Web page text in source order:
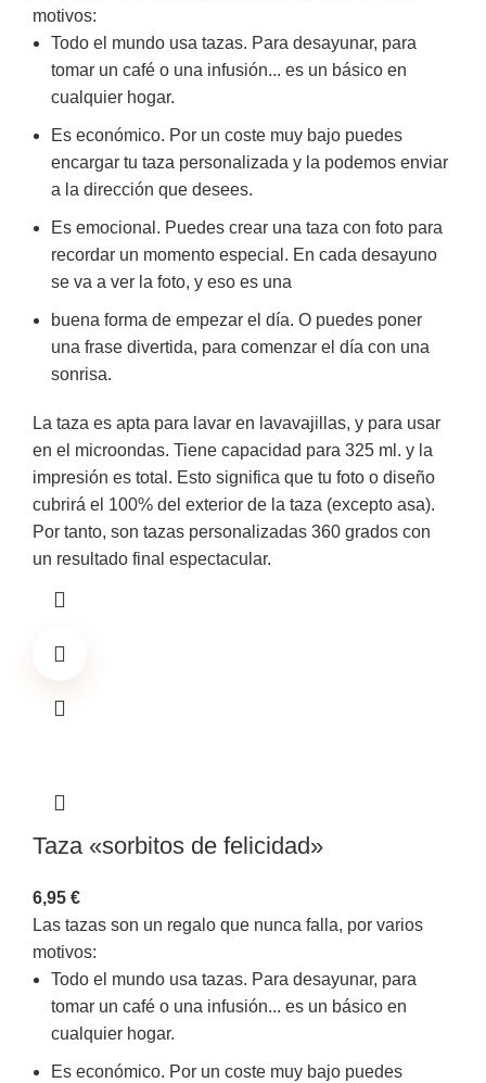
motivos:
Todo el mundo usa tazas. Para desayunar, para
tomar un café o una infusión... es un básico en
cualquier hogar.
Es económico. Por un coste muy bajo puedes
encargar tu taza personalizada y la podemos enviar
a la dirección que desees.
Es emocional. Puedes crear una taza con foto para
recordar un momento especial. En cada desayuno
se va a ver la foto, y eso es una
buena forma de empezar el día. O puedes poner
una frase divertida, para comenzar el día con una
sonrisa.
La taza es apta para lavar en lavavajillas, y para usar
en el microondas. Tiene capacidad para 325 ml. y la
impresión es total. Esto significa que tu foto o diseño
cubrirá el 100% del exterior de la taza (excepto asa).
Por tanto, son tazas personalizadas 360 grados con
un resultado final espectacular.
Taza «sorbitos de felicidad»
6,95 €
Las tazas son un regalo que nunca falla, por varios
motivos:
Todo el mundo usa tazas. Para desayunar, para
tomar un café o una infusión... es un básico en
cualquier hogar.
Es económico. Por un coste muy bajo puedes